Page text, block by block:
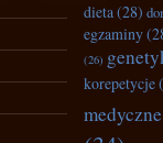
dieta(28)
egzaminy
(26)
korepetycje
medyczne